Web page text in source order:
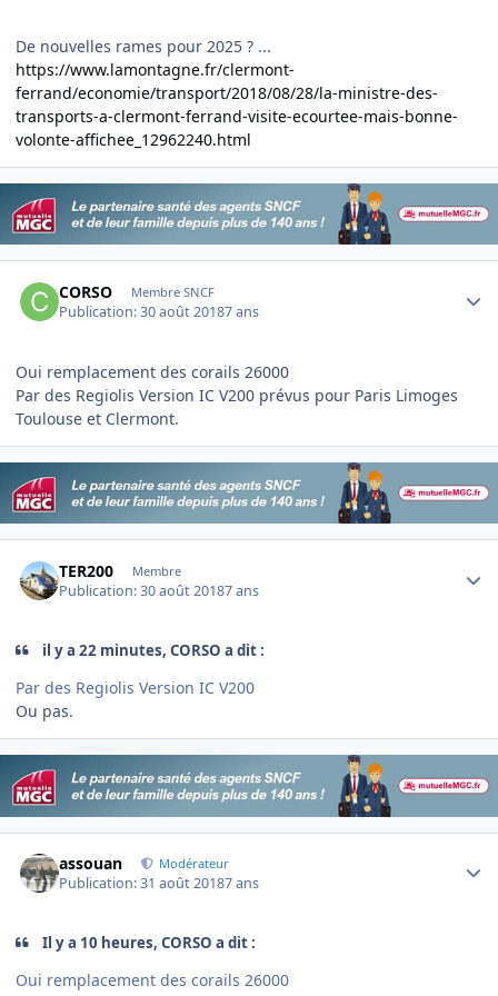
De nouvelles rames pour 2025 ? ...
https://www.lamontagne.fr/clermont-
ferrand/economie/transport/2018/08/28/la-ministre-des-
transports-a-clermont-ferrand-visite-ecourtee-mais-bonne-
volonte-affichee_12962240.html
CORSO Membre SNCF
Publication:30 août 20187 ans
Oui remplacement des corails 26000
Par des Regiolis Version IC V200 prévus pour Paris Limoges
Toulouse et Clermont.
TER200 Membre
Publication:30 août 20187 ans
il y a 22 minutes, CORSO a dit :
Par des Regiolis Version IC V200
Ou pas.
assouan Modérateur
Publication:31 août 20187 ans
Il y a 10 heures, CORSO a dit :
Oui remplacement des corails 26000